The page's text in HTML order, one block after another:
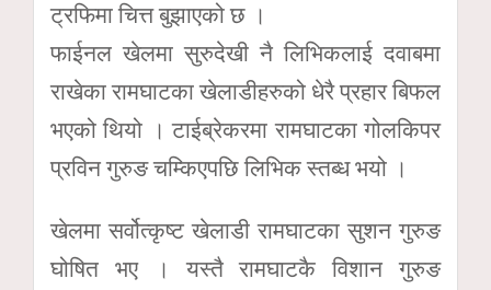
ट्रफिमा चित्त बुझाएको छ ।
फाईनल खेलमा सुरुदेखी नै लिभिकलाई दवाबमा
राखेका रामघाटका खेलाडीहरुको धेरै प्रहार बिफल
भएको थियो । टाईब्रेकरमा रामघाटका गोलकिपर
प्रविन गुरुङ चम्किएपछि लिभिक स्तब्ध भयो ।
खेलमा सर्वोत्कृष्ट खेलाडी रामघाटका सुशन गुरुङ
घोषित भए । यस्तै रामघाटकै विशान गुरुङ